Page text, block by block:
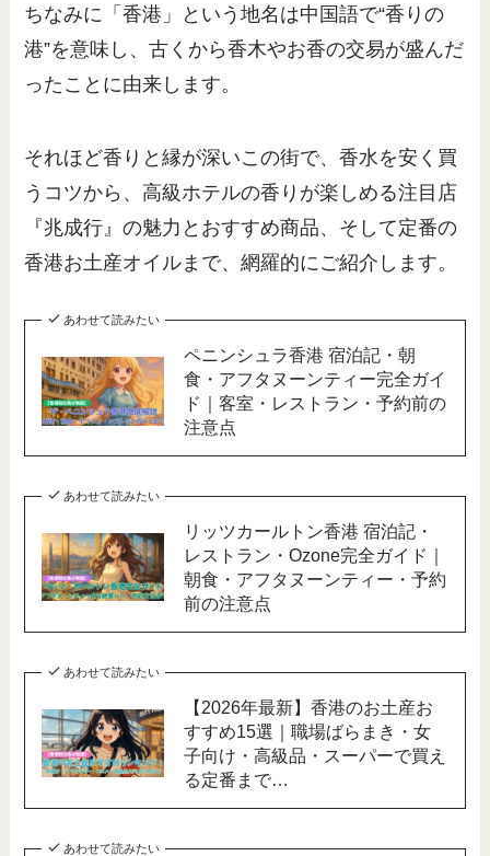
ちなみに「香港」という地名は中国語で“香りの
港”を意味し、古くから香木やお香の交易が盛んだ
ったことに由来します。
それほど香りと縁が深いこの街で、香水を安く買
うコツから、高級ホテルの香りが楽しめる注目店
『兆成行』の魅力とおすすめ商品、そして定番の
香港お土産オイルまで、網羅的にご紹介します。
あわせて読みたい
ペニンシュラ香港 宿泊記・朝
食・アフタヌーンティー完全ガイ
ド｜客室・レストラン・予約前の
注意点
あわせて読みたい
リッツカールトン香港 宿泊記・
レストラン・Ozone完全ガイド｜
朝食・アフタヌーンティー・予約
前の注意点
あわせて読みたい
【2026年最新】香港のお土産お
すすめ15選｜職場ばらまき・女
子向け・高級品・スーパーで買え
る定番まで…
あわせて読みたい